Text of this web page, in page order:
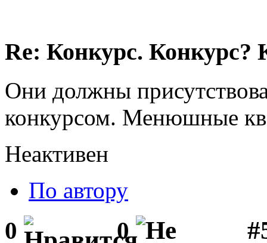
Re: Конкурс. Конкурс?
Они должны
конкурсом. Менюшные
Неактивен
По автору
0 0